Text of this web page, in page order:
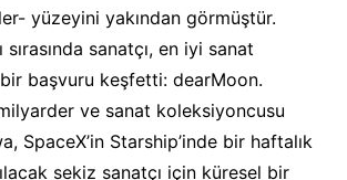
yüzeyini yakından görmüştür.
sırasında sanatçı, en iyi sanat
başvuru keşfetti: dearMoon.
ve sanat koleksiyoncusu
SpaceX’in Starship’inde bir haftalık
sekiz sanatçı için küresel bir